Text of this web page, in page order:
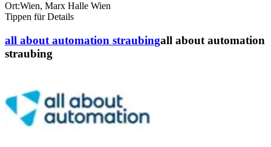
Ort:Wien, Marx Halle Wien
Tippen für Details
all about automation straubingall about automation
straubing